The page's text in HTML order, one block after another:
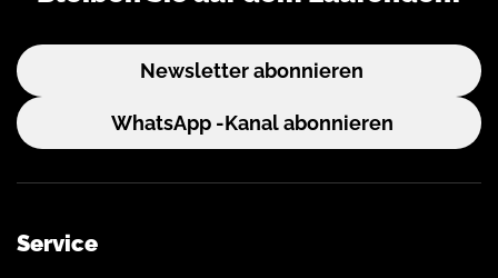
Newsletter abonnieren
WhatsApp -Kanal abonnieren
Service